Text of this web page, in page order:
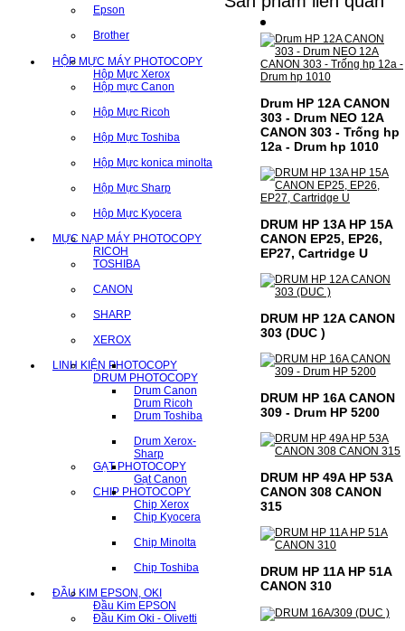
Epson
Brother
HỘP MỰC MÁY PHOTOCOPY
Hộp Mực Xerox
Hộp mực Canon
Hộp Mực Ricoh
Hộp Mực Toshiba
Hộp Mực konica minolta
Hộp Mực Sharp
Hộp Mực Kyocera
MỰC NẠP MÁY PHOTOCOPY
RICOH
TOSHIBA
CANON
SHARP
XEROX
LINH KIỆN PHOTOCOPY
DRUM PHOTOCOPY
Drum Canon
Drum Ricoh
Drum Toshiba
Drum Xerox-
Sharp
GẠT PHOTOCOPY
Gạt Canon
CHIP PHOTOCOPY
Chip Xerox
Chip Kyocera
Chip Minolta
Chip Toshiba
ĐẦU KIM EPSON, OKI
Đầu Kim EPSON
Đầu Kim Oki - Olivetti
Drum HP 12A CANON
303 - Drum NEO 12A
CANON 303 - Trống hp
12a - Drum hp 1010
DRUM HP 13A HP 15A
CANON EP25, EP26,
EP27, Cartridge U
DRUM HP 12A CANON
303 (DUC )
DRUM HP 16A CANON
309 - Drum HP 5200
DRUM HP 49A HP 53A
CANON 308 CANON
315
DRUM HP 11A HP 51A
CANON 310